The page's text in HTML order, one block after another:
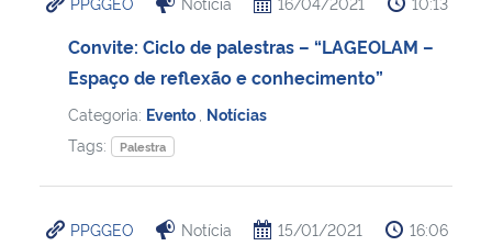
Convite: Ciclo de palestras – “LAGEOLAM –
Espaço de reflexão e conhecimento”
Categoria: Evento Notícias
Tags:
Palestra
PPGGEO Notícia 15/01/2021 16:06